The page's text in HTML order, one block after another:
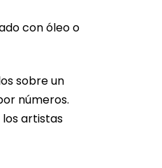
con óleo o
sobre un
números.
artistas